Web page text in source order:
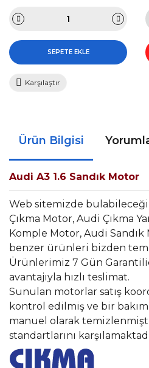
SEPETE EKLE
Karşılaştır
Ürün Bilgisi
Audi A3 1.6 Sandık Motor
Web sitemizde
Çıkma Motor, Audi Çıkma
Komple Motor, Audi
benzer ürünleri bizden
Ürünlerimiz 7 Gün
avantajıyla hızlı teslimat.
Sunulan motorlar satış
kontrol edilmiş ve bir bakım
manuel olarak
standartlarını